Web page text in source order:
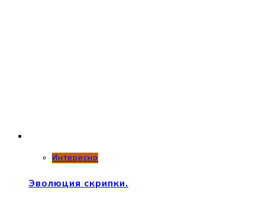
Интересно
Эволюция скрипки.